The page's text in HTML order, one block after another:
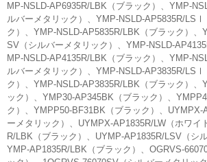
MP-NSLD-AP6935R/LBK（ブラック）、YMP-
ルバーメタリック）、YMP-NSLD-AP5835R/LSⅠ
ク）、YMP-NSLD-AP5835R/LBK（ブラック）、
SV（シルバーメタリック）、YMP-NSLD-
MP-NSLD-AP4135R/LBK（ブラック）、YMP-
ルバーメタリック）、YMP-NSLD-AP3835R/LSⅠ
ク）、YMP-NSLD-AP3835R/LBK（ブラック）、
ック）、YMP30-AP345BK（ブラック）、
ク）、YMPP50-BF31BK（ブラック）、UYMPX-
ーメタリック）、UYMPX-AP1835R/LW（ホワイ
R/LBK（ブラック）、UYMP-AP1835R/LSV（シ
YMP-AP1835R/LBK（ブラック）、OGRVS-